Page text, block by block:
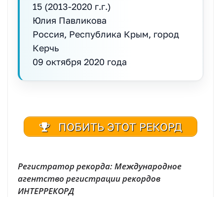
15 (2013-2020 г.г.)
Юлия Павликова
Россия, Республика Крым, город
Керчь
09 октября 2020 года
ПОБИТЬ ЭТОТ РЕКОРД
Регистратор рекорда: Международное
агентство регистрации рекордов
ИНТЕРРЕКОРД